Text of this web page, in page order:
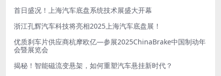
首日盛况！上海汽车底盘系统技术展盛大开幕
浙江孔辉汽车科技将亮相2025上海汽车底盘展！
优质刹车片供应商杭摩欧亿—参展2025ChinaBrake中国制动年
会暨展览会
揭秘！智能磁流变悬架，如何重塑汽车悬挂新时代？